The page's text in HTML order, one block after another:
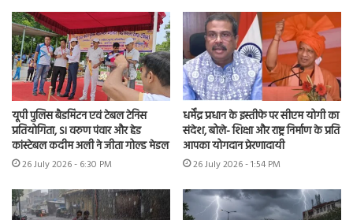
यूपी पुलिस बैडमिंटन एवं टेबल टेनिस
प्रतियोगिता, SI वरुण पंवार और हेड
कांस्टेबल कदीम अली ने जीता गोल्ड मेडल
26 July 2026 - 6:30 PM
धर्मेंद्र प्रधान के इस्तीफे पर सीएम योगी का
संदेश, बोले- शिक्षा और राष्ट्र निर्माण के प्रति
आपका योगदान प्रेरणादायी
26 July 2026 - 1:54 PM